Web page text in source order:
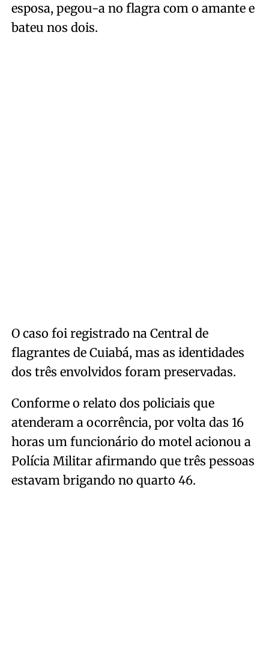
esposa, pegou-a no flagra com o amante e
bateu nos dois.
O caso foi registrado na Central de
flagrantes de Cuiabá, mas as identidades
dos três envolvidos foram preservadas.
Conforme o relato dos policiais que
atenderam a ocorrência, por volta das 16
horas um funcionário do motel acionou a
Polícia Militar afirmando que três pessoas
estavam brigando no quarto 46.